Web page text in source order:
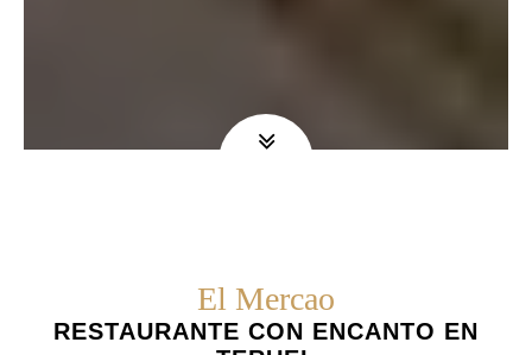
El Mercao
RESTAURANTE CON ENCANTO EN